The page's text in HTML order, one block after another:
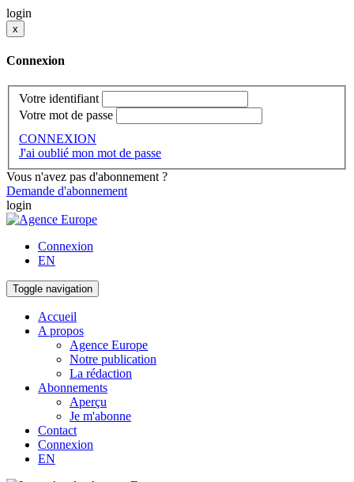
login
x
Connexion
Votre identifiant
Votre mot de passe
CONNEXION
J'ai oublié mon mot de passe
Vous n'avez pas d'abonnement ?
Demande d'abonnement
login
Connexion
EN
Toggle navigation
Accueil
A propos
Agence Europe
Notre publication
La rédaction
Abonnements
Aperçu
Je m'abonne
Contact
Connexion
EN